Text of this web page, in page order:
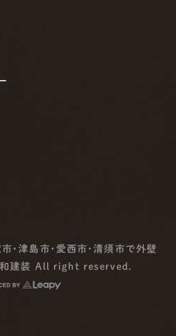
市・津島市・愛西市・清須市で外壁
建装 All right reserved.